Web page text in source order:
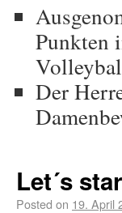
Punkten
Der
Let´s
Posted on 19. April